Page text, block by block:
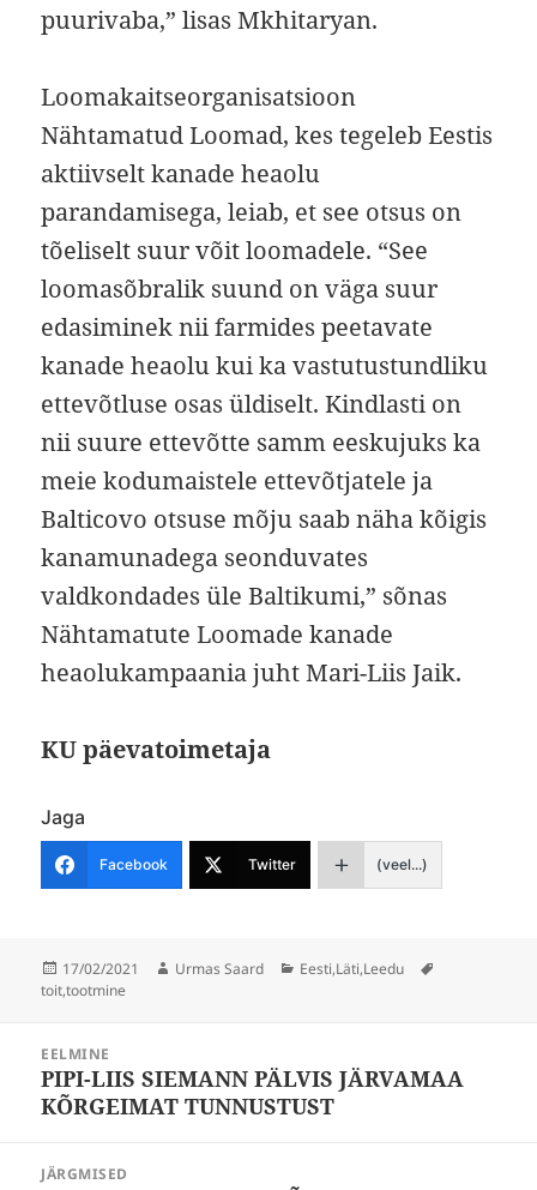
puurivaba,” lisas Mkhitaryan.
Loomakaitseorganisatsioon
Nähtamatud Loomad, kes tegeleb Eestis
aktiivselt kanade heaolu
parandamisega, leiab, et see otsus on
tõeliselt suur võit loomadele. “See
loomasõbralik suund on väga suur
edasiminek nii farmides peetavate
kanade heaolu kui ka vastutustundliku
ettevõtluse osas üldiselt. Kindlasti on
nii suure ettevõtte samm eeskujuks ka
meie kodumaistele ettevõtjatele ja
Balticovo otsuse mõju saab näha kõigis
kanamunadega seonduvates
valdkondades üle Baltikumi,” sõnas
Nähtamatute Loomade kanade
heaolukampaania juht Mari-Liis Jaik.
KU päevatoimetaja
Jaga
Facebook Twitter (veel...)
Postitatud
17/02/2021 Autor
Urmas Saard Rubriigid
Eesti,Läti,Leedu
toit,tootmine
EELMINE
Eelmine
postitus:
PIPI-LIIS SIEMANN PÄLVIS JÄRVAMAA
KÕRGEIMAT TUNNUSTUST
JÄRGMISED